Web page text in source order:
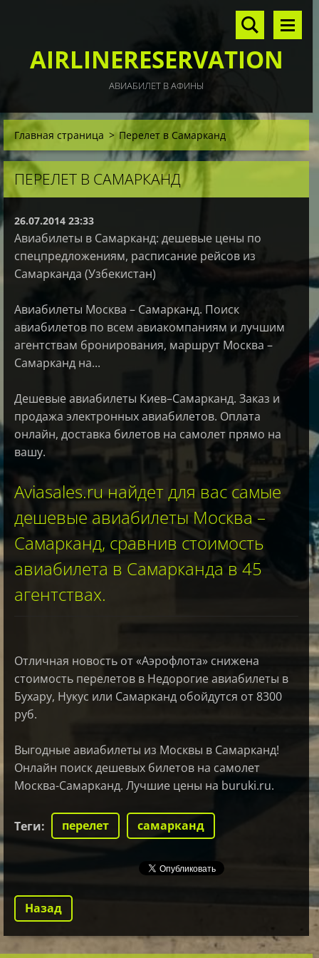
AIRLINERESERVATION
АВИАБИЛЕТ В АФИНЫ
Главная страница > Перелет в Самарканд
ПЕРЕЛЕТ В САМАРКАНД
26.07.2014 23:33
Авиабилеты в Самарканд: дешевые цены по
спецпредложениям, расписание рейсов из
Самарканда (Узбекистан)
Авиабилеты Москва – Самарканд. Поиск
авиабилетов по всем авиакомпаниям и лучшим
агентствам бронирования, маршрут Москва –
Самарканд на...
Дешевые авиабилеты Киев–Самарканд. Заказ и
продажа электронных авиабилетов. Оплата
онлайн, доставка билетов на самолет прямо на
вашу.
Aviasales.ru найдет для вас самые
дешевые авиабилеты Москва –
Самарканд, сравнив стоимость
авиабилета в Самарканда в 45
агентствах.
Отличная новость от «Аэрофлота» снижена
стоимость перелетов в Недорогие авиабилеты в
Бухару, Нукус или Самарканд обойдутся от 8300
руб.
Выгодные авиабилеты из Москвы в Самарканд!
Онлайн поиск дешевых билетов на самолет
Москва-Самарканд. Лучшие цены на buruki.ru.
Теги: перелет самарканд
Назад